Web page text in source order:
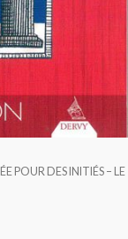
POUR DES INITIÉS – LE